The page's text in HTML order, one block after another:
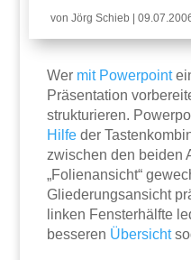
vonJörg Schieb |
Wer mit Powerpoint
Präsentation
strukturieren.
Hilfe der
zwischen den beiden
„Folienansicht“
Gliederungsansicht
linken Fensterhälfte
besseren Übersicht